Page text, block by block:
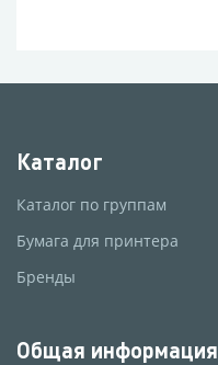
Каталог
Каталог по группам
Бумага для принтера
Бренды
Общая информация